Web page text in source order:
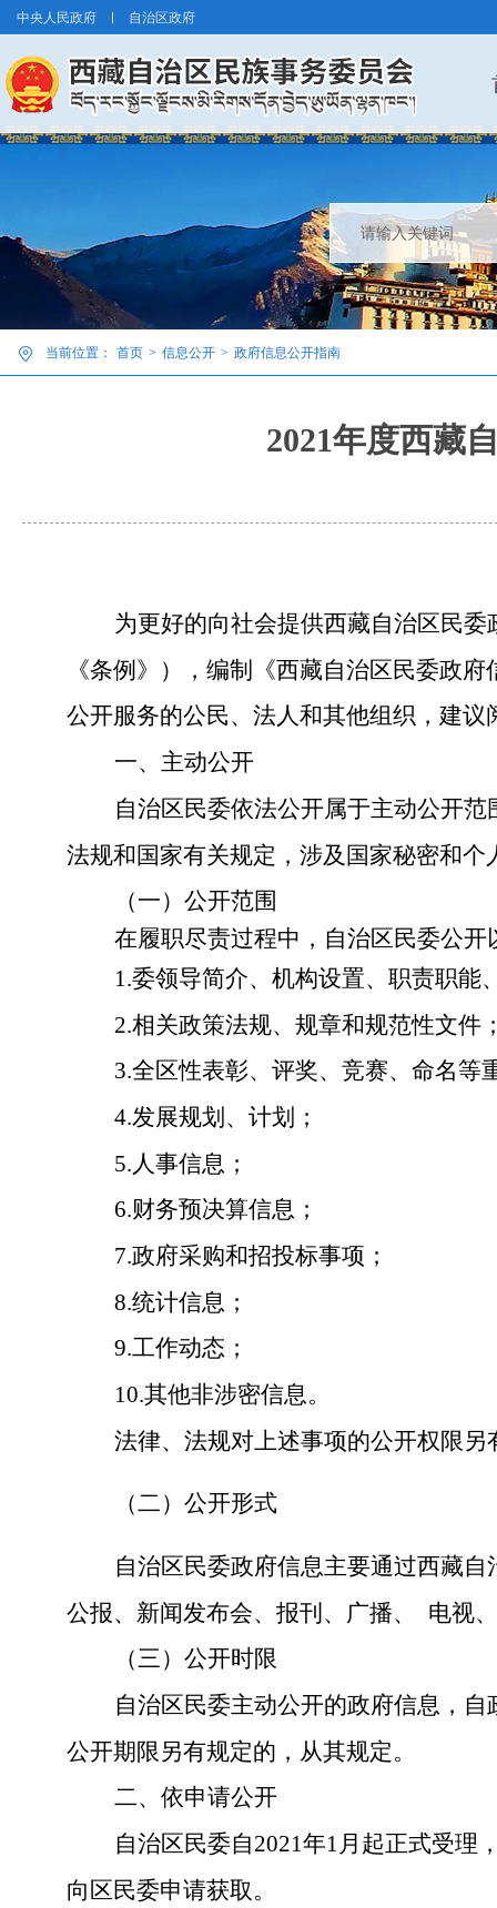
中央人民政府 自治区政府
当前位置： 首页 > 信息公开 > 政府信息公开指南
2021年度西藏
为更好的向社会提供西藏自治区民委
《条例 》 ）， 编制《西藏自治区民委政
公开服务的公民、法人和其他组织，建议
一、主动公开
自治区民委依法公开属于主动公开
法规和国家有关规定，涉及国家秘密和
（一）公开范围
在履职尽责过程中，自治区民委公开
1.委领导简介、机构设置、职责职能
2.相关政策法规、规章和规范性文件
3.全区性表彰、评奖、竞赛、命名等
4.发展规划、计划；
5. 人事信息；
6.财务预决算信息；
7.政府采购和招投标事项；
8.统计信息；
9.工作动态；
10.其他非涉密信息。
法律、法规对上述事项的公开权限
（二）公开形式
自治区民委政府信息主要通过西藏自
公报、 新闻发布会、报刊、广播、
电视、
（三）公开时限
自治区民委主动公开的政府信息，
公开期限另有规定的，从其规定。
二、依申请公开
自治区民委自2021年1月起正式受理
向 区民委申请获取 。